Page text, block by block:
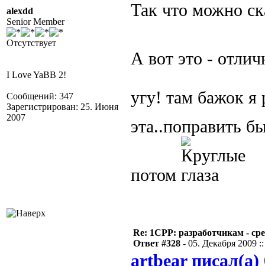
alexdd
Senior Member
Отсутствует
I Love YaBB 2!
Сообщений: 347
Зарегистрирован: 25. Июня
2007
Так что можно
А вот это -
угу! там бажок я
эта..поправить
потом
Re: 1CPP: разработчикам -
Ответ #328 - 05. Декабря 2009
artbear писал(а)